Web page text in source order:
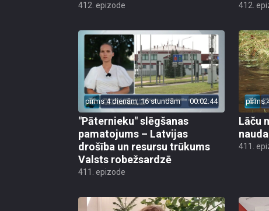
412. epizode 412.
pirms 4 dienām, 16 stundām 00:02:44
"Pāternieku" slēgšanas
pamatojums – Latvijas
drošība un resursu trūkums
Valsts robežsardzē
411. epizode
pirms
Lāču
411.